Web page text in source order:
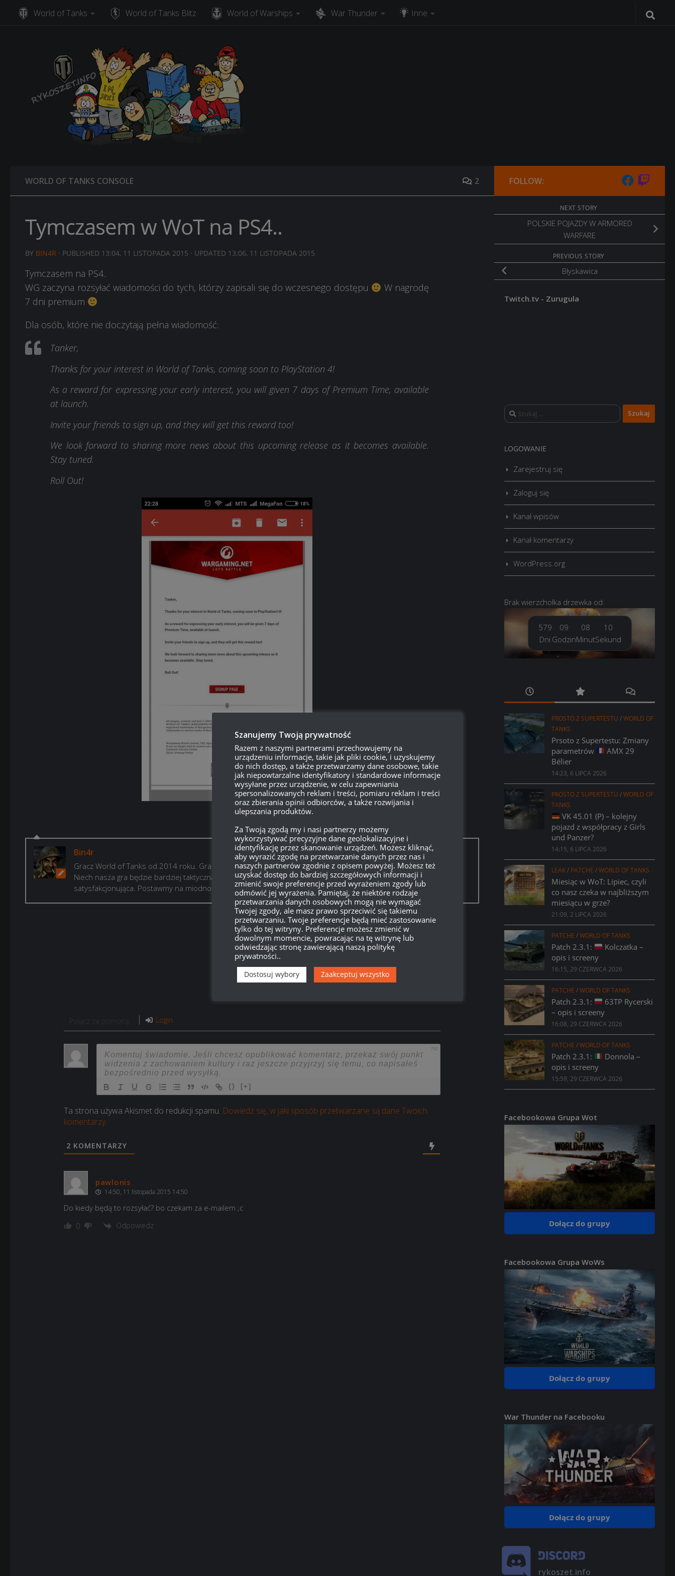
Skip to content
World of Tanks World of Tanks Blitz World of Warships War Thunder Inne
WORLD OF TANKS CONSOLE 2
Tymczasem w WoT na PS4..
BY BIN4R · PUBLISHED 13:04, 11 LISTOPADA 2015 · UPDATED 13:06, 11 LISTOPADA 2015
Tymczasem na PS4..
WG zaczyna rozsyłać wiadomości do tych, którzy zapisali się do wczesnego dostępu
W nagrodę
7 dni premium
Dla osób, które nie doczytają pełna wiadomość:
Tanker,
Thanks for your interest in World of Tanks, coming soon to PlayStation 4!
As a reward for expressing your early interest, you will given 7 days of Premium Time, available
at launch.
Invite your friends to sign up, and they will get this reward too!
We look forward to sharing more news about this upcoming release as it becomes available.
Stay tuned.
Roll Out!
Bin4r
Gracz World of Tanks od 2014 roku. Gram, bo jestem pasjonatem i wiem, że większość graczy w WoT to pasjonaci.
Niech nasza gra będzie bardziej taktyczna i przemyślana. Trudniejsza, ale mniej irytująca – a przez to bardziej
satysfakcjonująca. Postawmy na miodność!
Login
750
{} [+]
Ta strona używa Akismet do redukcji spamu. Dowiedz się, w jaki sposób przetwarzane są dane Twoich
komentarzy.
2 KOMENTARZY
pawlonis
14:50, 11 listopada 2015 14:50
Do kiedy będą to rozsyłać? bo czekam za e-mailem ;c
0 Odpowiedz
FOLLOW:
NEXT STORY
POLSKIE POJAZDY W ARMORED
WARFARE
PREVIOUS STORY
Błyskawica
Twitch.tv - Zurugula
Szukaj:
LOGOWANIE
Zarejestruj się
Zaloguj się
Kanał wpisów
Kanał komentarzy
WordPress.org
Brak wierzchołka drzewka od:
579
Dni
09
Godzin
08
Minut
11
Sekund
PROSTO Z SUPERTESTU /WORLD OF
TANKS
Prsoto z Supertestu: Zmiany
parametrów
AMX 29
Bélier
14:23, 6 LIPCA 2026
PROSTO Z SUPERTESTU /WORLD OF
TANKS
VK 45.01 (P) – kolejny
pojazd z współpracy z Girls
und Panzer?
14:15, 6 LIPCA 2026
LEAK/ PATCHE /WORLD OF TANKS
Miesiąc w WoT: Lipiec, czyli
co nasz czeka w najbliższym
miesiącu w grze?
21:09, 2 LIPCA 2026
PATCHE /WORLD OF TANKS
Patch 2.3.1:
Kolczatka –
opis i screeny
16:15, 29 CZERWCA 2026
PATCHE /WORLD OF TANKS
Patch 2.3.1:
63TP Rycerski
– opis i screeny
16:08, 29 CZERWCA 2026
PATCHE /WORLD OF TANKS
Patch 2.3.1:
Donnola –
opis i screeny
15:59, 29 CZERWCA 2026
Facebookowa Grupa Wot
Dołącz do grupy
Facebookowa Grupa WoWs
Dołącz do grupy
War Thunder na Facebooku
Dołącz do grupy
rykoszet.info
Szanujemy Twoją prywatność
Razem z naszymi partnerami przechowujemy na
urządzeniu informacje, takie jak pliki cookie, i uzyskujemy
do nich dostęp, a także przetwarzamy dane osobowe, takie
jak niepowtarzalne identyfikatory i standardowe informacje
wysyłane przez urządzenie, w celu zapewniania
spersonalizowanych reklam i treści, pomiaru reklam i treści
oraz zbierania opinii odbiorców, a także rozwijania i
ulepszania produktów.
Za Twoją zgodą my i nasi partnerzy możemy
wykorzystywać precyzyjne dane geolokalizacyjne i
identyfikację przez skanowanie urządzeń. Możesz kliknąć,
aby wyrazić zgodę na przetwarzanie danych przez nas i
naszych partnerów zgodnie z opisem powyżej. Możesz też
uzyskać dostęp do bardziej szczegółowych informacji i
zmienić swoje preferencje przed wyrażeniem zgody lub
odmówić jej wyrażenia. Pamiętaj, że niektóre rodzaje
przetwarzania danych osobowych mogą nie wymagać
Twojej zgody, ale masz prawo sprzeciwić się takiemu
przetwarzaniu. Twoje preferencje będą mieć zastosowanie
tylko do tej witryny. Preferencje możesz zmienić w
dowolnym momencie, powracając na tę witrynę lub
odwiedzając stronę zawierającą naszą politykę
prywatności..
Dostosuj wybory Zaakceptuj wszystko